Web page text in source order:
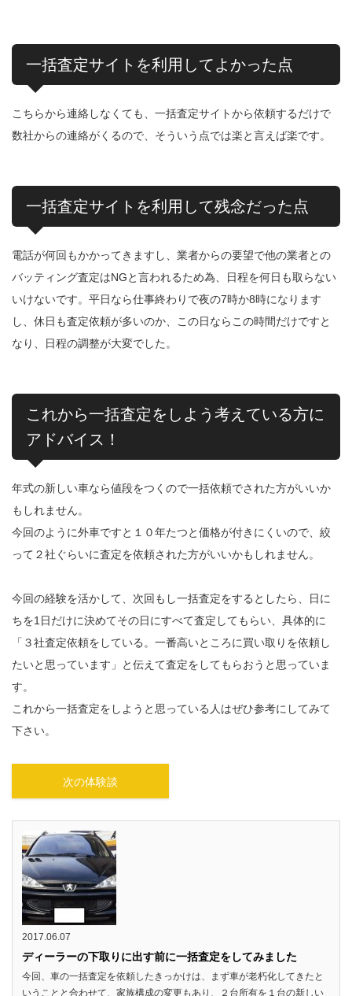
一括査定サイトを利用してよかった点
こちらから連絡しなくても、一括査定サイトから依頼するだけで
数社からの連絡がくるので、そういう点では楽と言えば楽です。
一括査定サイトを利用して残念だった点
電話が何回もかかってきますし、業者からの要望で他の業者との
バッティング査定はNGと言われるため為、日程を何日も取らない
いけないです。平日なら仕事終わりで夜の7時か8時になります
し、休日も査定依頼が多いのか、この日ならこの時間だけですと
なり、日程の調整が大変でした。
これから一括査定をしよう考えている方に
アドバイス！
年式の新しい車なら値段をつくので一括依頼でされた方がいいか
もしれません。
今回のように外車ですと１０年たつと価格が付きにくいので、絞
って２社ぐらいに査定を依頼された方がいいかもしれません。
今回の経験を活かして、次回もし一括査定をするとしたら、日に
ちを1日だけに決めてその日にすべて査定してもらい、具体的に
「３社査定依頼をしている。一番高いところに買い取りを依頼し
たいと思っています」と伝えて査定をしてもらおうと思っていま
す。
これから一括査定をしようと思っている人はぜひ参考にしてみて
下さい。
次の体験談
2017.06.07
ディーラーの下取りに出す前に一括査定をしてみました
今回、車の一括査定を依頼したきっかけは、まず車が老朽化してきたと
いうことと合わせて、家族構成の変更もあり、２台所有を１台の新しい